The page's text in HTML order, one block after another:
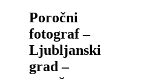
Poročni
fotograf –
Ljubljanski
grad –